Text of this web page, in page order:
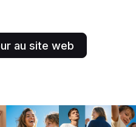
au site web